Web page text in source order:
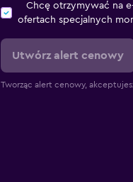
Chcę otrzymywać na
ofertach specjalnych
Utwórz alert cenowy
Tworząc alert cenowy,